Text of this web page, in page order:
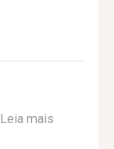
Leia mais